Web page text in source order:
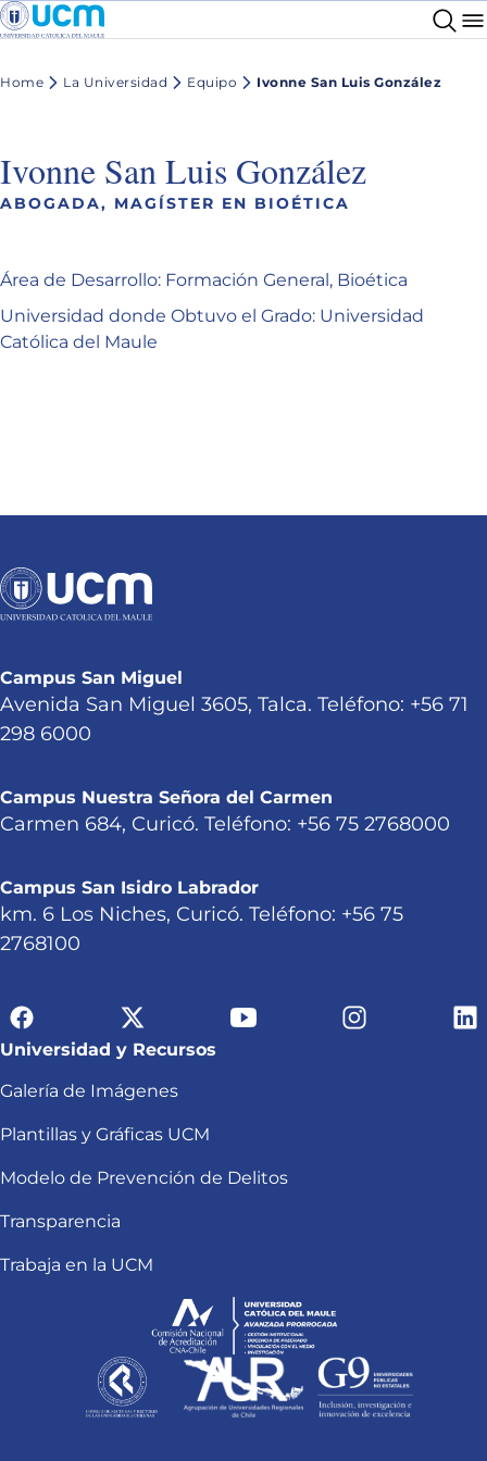
Home La Universidad Equipo Ivonne San Luis González
Ivonne San Luis González
ABOGADA, MAGÍSTER EN BIOÉTICA
Área de Desarrollo: Formación General, Bioética
Universidad donde Obtuvo el Grado: Universidad
Católica del Maule
Campus San Miguel
Avenida San Miguel 3605, Talca. Teléfono: +56 71
298 6000
Campus Nuestra Señora del Carmen
Carmen 684, Curicó. Teléfono: +56 75 2768000
Campus San Isidro Labrador
km. 6 Los Niches, Curicó. Teléfono: +56 75
2768100
Universidad y Recursos
Galería de Imágenes
Plantillas y Gráficas UCM
Modelo de Prevención de Delitos
Transparencia
Trabaja en la UCM